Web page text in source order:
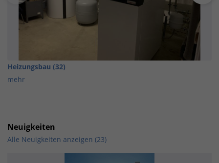
Heizungsbau (32)
mehr
Neuigkeiten
Alle Neuigkeiten anzeigen (23)